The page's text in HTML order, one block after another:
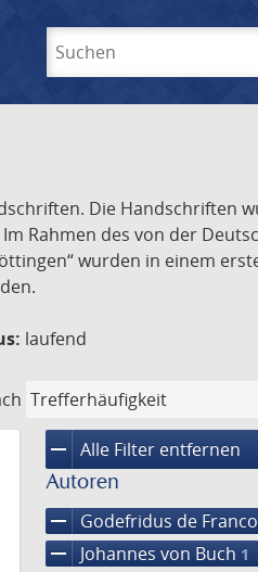
Die Handschriften
Rahmen des von der
wurden in einem
laufend
remove Alle Filter entfernen
Autoren
remove Godefridus de
remove Johannes von Buch 1